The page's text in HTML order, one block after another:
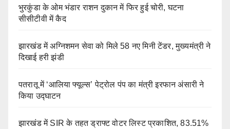
भुरकुंडा के ओम भंडार राशन दुकान में फिर हुई चोरी, घटना
सीसीटीवी में कैद
झारखंड में अग्निशमन सेवा को मिले 58 नए मिनी टेंडर, मुख्यमंत्री ने
दिखाई हरी झंडी
पतरातू में ‘आलिया फ्यूल्स’ पेट्रोल पंप का मंत्री इरफान अंसारी ने
किया उद्घाटन
झारखंड में SIR के तहत ड्राफ्ट वोटर लिस्ट प्रकाशित, 83.51%